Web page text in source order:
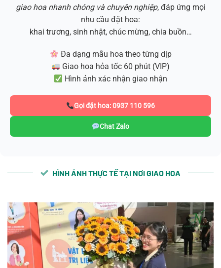
giao hoa nhanh chóng và chuyên nghiệp, đáp ứng mọi
nhu cầu đặt hoa:
khai trương, sinh nhật, chúc mừng, chia buồn…
Đa dạng mẫu hoa theo từng dịp
Giao hoa hỏa tốc 60 phút (VIP)
Hình ảnh xác nhận giao nhận
Gọi đặt hoa: 0937 110 596
Chat Zalo
HÌNH ẢNH THỰC TẾ TẠI NƠI GIAO HOA